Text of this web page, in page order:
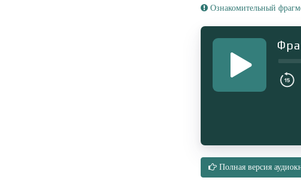
Ознакомительный
Полная версия